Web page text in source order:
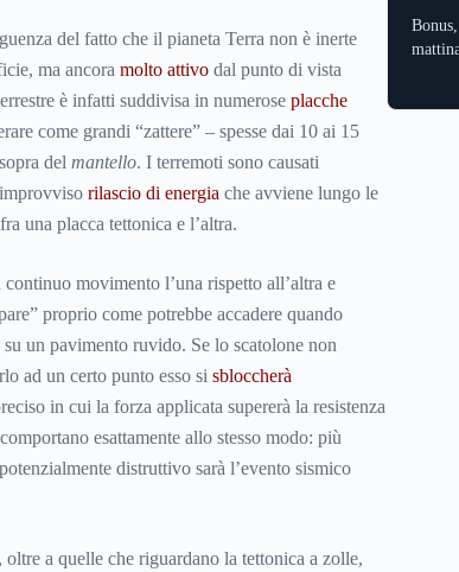
del fatto che il pianeta Terra non è inerte
ma ancora molto attivodal punto di vista
è infatti suddivisa in numerose placche
come grandi “zattere” – spesse dai 10 ai 15
del mantello. I terremoti sono causati
rilascio di energia che avviene lungo le
una placca tettonica e l’altra.
movimento l’una rispetto all’altra e
proprio come potrebbe accadere quando
un pavimento ruvido. Se lo scatolone non
ad un certo punto esso si sbloccherà
in cui la forza applicata supererà la resistenza
esattamente allo stesso modo: più
distruttivo sarà l’evento sismico
a quelle che riguardano la tettonica a zolle,